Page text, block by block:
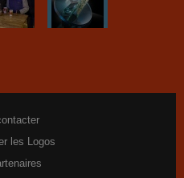
les Logos